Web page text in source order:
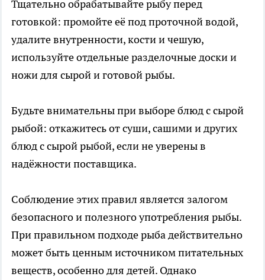
Тщательно обрабатывайте рыбу перед
готовкой: промойте её под проточной водой,
удалите внутренности, кости и чешую,
используйте отдельные разделочные доски и
ножи для сырой и готовой рыбы.
Будьте внимательны при выборе блюд с сырой
рыбой: откажитесь от суши, сашими и других
блюд с сырой рыбой, если не уверены в
надёжности поставщика.
Соблюдение этих правил является залогом
безопасного и полезного употребления рыбы.
При правильном подходе рыба действительно
может быть ценным источником питательных
веществ, особенно для детей. Однако